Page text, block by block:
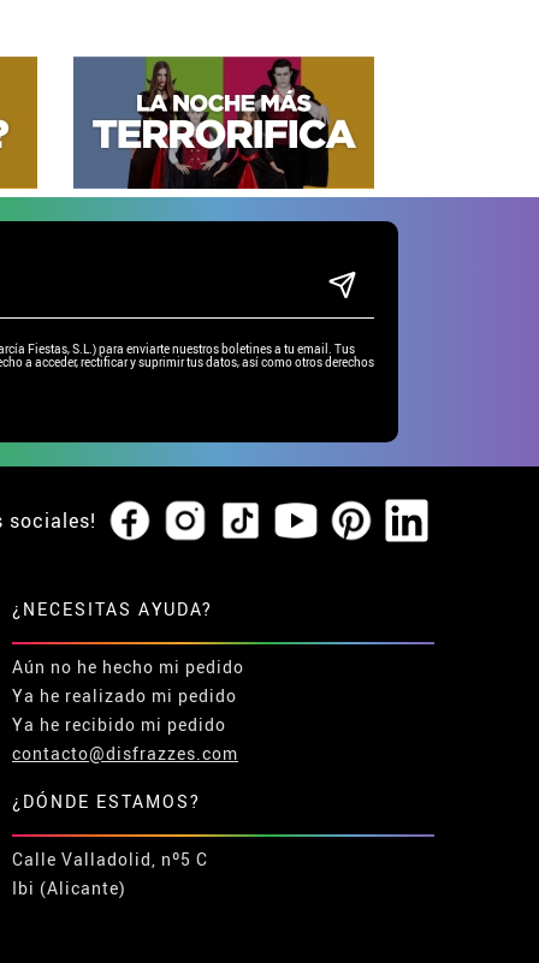
Fiestas, S.L.) para enviarte nuestros boletines a tu email. Tus
a acceder, rectificar y suprimir tus datos, así como otros derechos
sociales!
¿NECESITAS AYUDA?
Aún no he hecho mi pedido
Ya he realizado mi pedido
Ya he recibido mi pedido
contacto@disfrazzes.com
¿DÓNDE ESTAMOS?
Calle Valladolid, nº5 C
Ibi (Alicante)